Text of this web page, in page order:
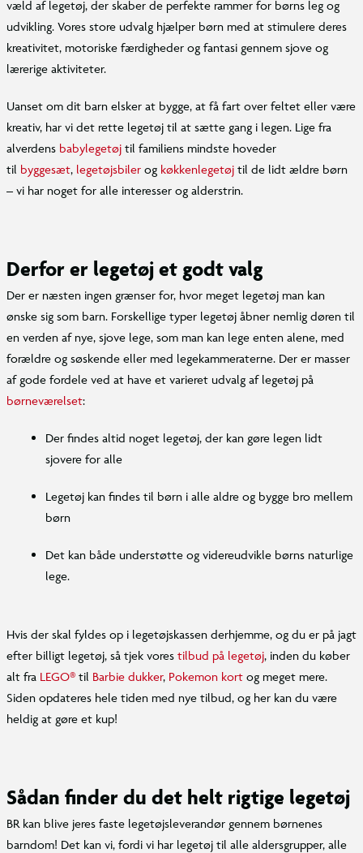
væld af legetøj, der skaber de perfekte rammer for børns leg og
udvikling. Vores store udvalg hjælper børn med at stimulere deres
kreativitet, motoriske færdigheder og fantasi gennem sjove og
lærerige aktiviteter.
Uanset om dit barn elsker at bygge, at få fart over feltet eller være
kreativ, har vi det rette legetøj til at sætte gang i legen. Lige fra
alverdens babylegetøj til familiens mindste hoveder
til byggesæt, legetøjsbiler og køkkenlegetøj til de lidt ældre børn
– vi har noget for alle interesser og alderstrin.
Derfor er legetøj et godt valg
Der er næsten ingen grænser for, hvor meget legetøj man kan
ønske sig som barn. Forskellige typer legetøj åbner nemlig døren til
en verden af nye, sjove lege, som man kan lege enten alene, med
forældre og søskende eller med legekammeraterne. Der er masser
af gode fordele ved at have et varieret udvalg af legetøj på
børneværelset:
Der findes altid noget legetøj, der kan gøre legen lidt
sjovere for alle
Legetøj kan findes til børn i alle aldre og bygge bro mellem
børn
Det kan både understøtte og videreudvikle børns naturlige
lege.
Hvis der skal fyldes op i legetøjskassen derhjemme, og du er på jagt
efter billigt legetøj, så tjek vores tilbud på legetøj, inden du køber
alt fra LEGO® til Barbie dukker, Pokemon kort og meget mere.
Siden opdateres hele tiden med nye tilbud, og her kan du være
heldig at gøre et kup!
Sådan finder du det helt rigtige legetøj
BR kan blive jeres faste legetøjsleverandør gennem børnenes
barndom! Det kan vi, fordi vi har legetøj til alle aldersgrupper, alle